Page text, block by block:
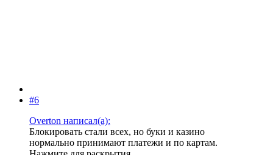
#6
Overton написал(а):
Блокировать стали всех, но буки и казино
нормально принимают платежи и по картам.